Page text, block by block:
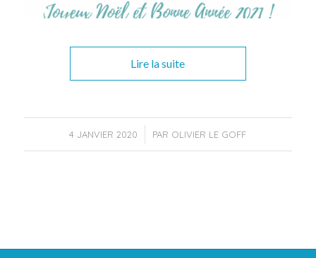
Lire la suite
4 JANVIER 2020
/ PAR OLIVIER LE GOFF